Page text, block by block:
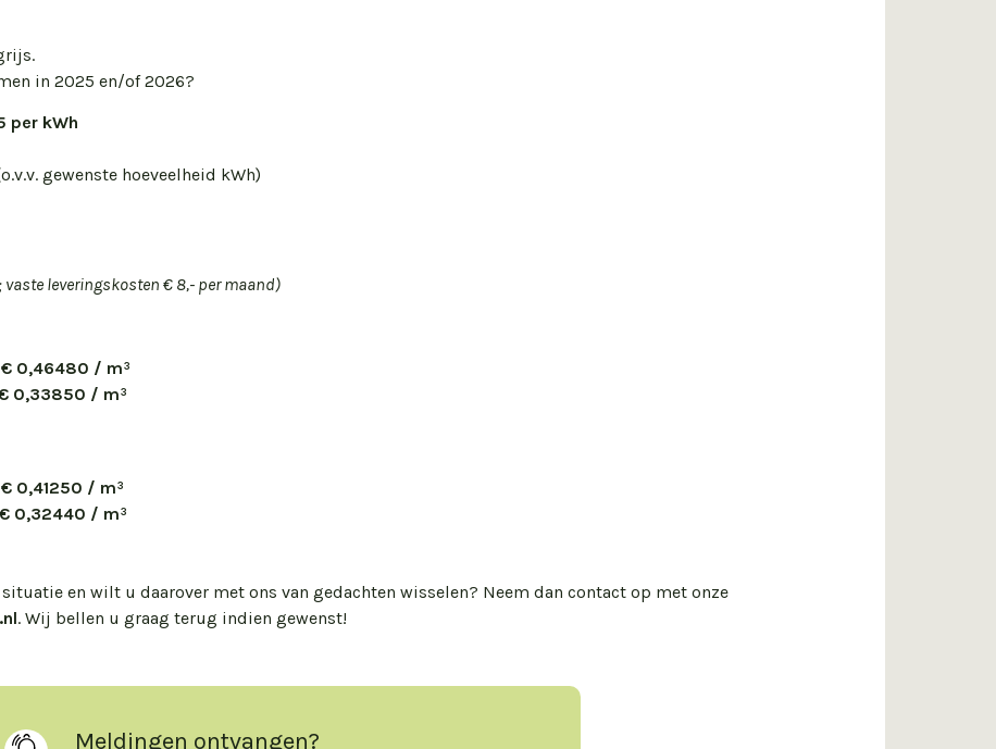
in 2025 en/of 2026?
per kWh
gewenste hoeveelheid kWh)
leveringskosten € 8,- per maand)
€ 0,46480 / m³
0,33850 / m³
€ 0,41250 / m³
€ 0,32440 / m³
en wilt u daarover met ons van gedachten wisselen? Neem dan contact op met onze
. Wij bellen u graag terug indien gewenst!
Meldingen ontvangen?